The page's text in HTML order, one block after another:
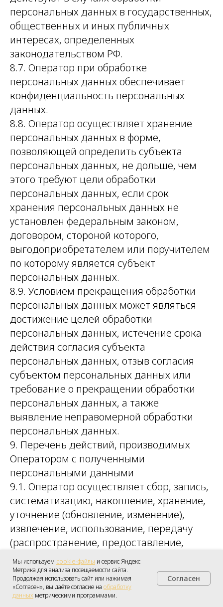
персональных данных в государственных,
общественных и иных публичных
интересах, определенных
законодательством РФ.
8.7. Оператор при обработке
персональных данных обеспечивает
конфиденциальность персональных
данных.
8.8. Оператор осуществляет хранение
персональных данных в форме,
позволяющей определить субъекта
персональных данных, не дольше, чем
этого требуют цели обработки
персональных данных, если срок
хранения персональных данных не
установлен федеральным законом,
договором, стороной которого,
выгодоприобретателем или поручителем
по которому является субъект
персональных данных.
8.9. Условием прекращения обработки
персональных данных может являться
достижение целей обработки
персональных данных, истечение срока
действия согласия субъекта
персональных данных, отзыв согласия
субъектом персональных данных или
требование о прекращении обработки
персональных данных, а также
выявление неправомерной обработки
персональных данных.
9. Перечень действий, производимых
Оператором с полученными
персональными данными
9.1. Оператор осуществляет сбор, запись,
систематизацию, накопление, хранение,
уточнение (обновление, изменение),
извлечение, использование, передачу
(распространение, предоставление,
доступ), обезличивание, блокирование,
удаление и уничтожение персональных
данных.
9.2. Оператор осуществляет
Мы используем cookie-файлы и сервис Яндекс
Метрика для анализа посещаемости сайта.
Продолжая использовать сайт или нажимая
«Согласен», вы даёте согласие на обработку
данных метрическими программами.
Согласен
Получить консультацию